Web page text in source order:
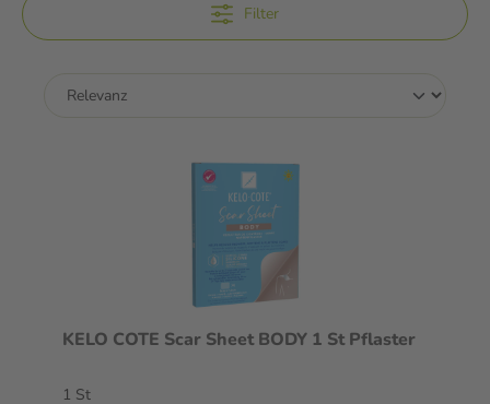
Filter
KELO COTE Scar Sheet BODY 1 St Pflaster
1 St